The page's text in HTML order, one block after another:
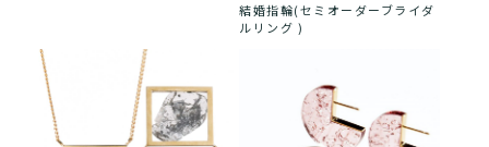
結婚指輪(セミオーダーブライダ
ルリング )